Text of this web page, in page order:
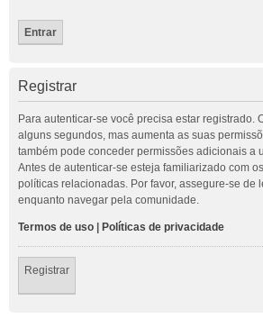
Registrar
Para autenticar-se você precisa estar registrado.
alguns segundos, mas aumenta as suas
também pode conceder permissões adicionais a
Antes de autenticar-se esteja familiarizado com
políticas relacionadas. Por favor, assegure-se de
enquanto navegar pela comunidade.
Termos de uso Políticas de privacidade
Registrar